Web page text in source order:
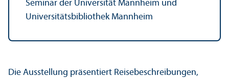
Seminar der Universität Mannheim und
Universitäts­bibliothek Mannheim
Die Ausstellung präsentiert Reisebeschreibungen,